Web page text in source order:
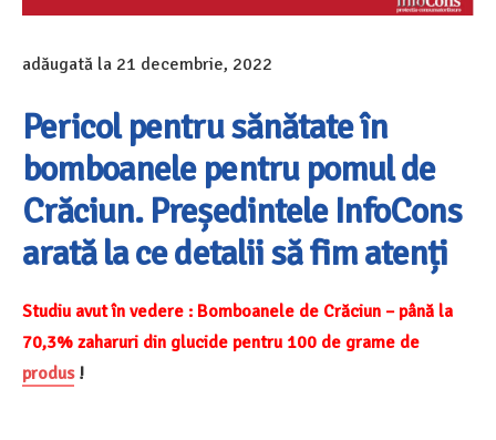
adăugată la 21 decembrie, 2022
Pericol pentru sănătate în
bomboanele pentru pomul de
Crăciun. Președintele InfoCons
arată la ce detalii să fim atenți
Studiu avut în vedere : Bomboanele de Crăciun – până la
70,3% zaharuri din glucide pentru 100 de grame de
produs!